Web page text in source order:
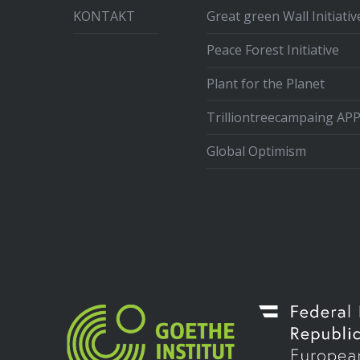
KONTAKT
Great green Wall
Peace Forest Initiative
Plant for the Planet
Trilliontreecampaing APP
Global Optimism